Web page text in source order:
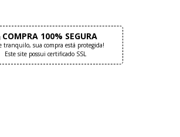
COMPRA 100% SEGURA
tranquilo, sua compra está protegida!
Este site possui certificado SSL